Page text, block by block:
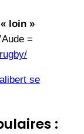
loin »
=
se
: